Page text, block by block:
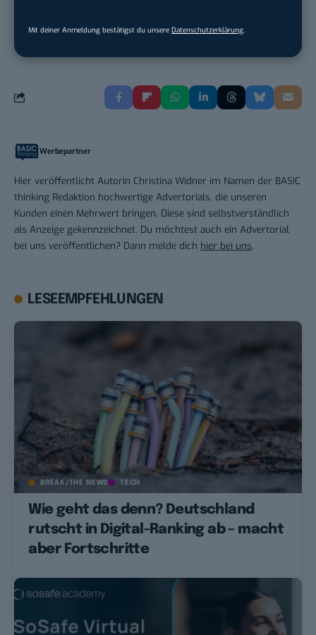
Mit deiner Anmeldung bestätigst du unsere Datenschutzerklärung
Werbepartner
Hier veröffentlicht Autorin Christina Widner im Namen der BASIC
thinking Redaktion hochwertige Advertorials, die unseren
Kunden einen Mehrwert bringen. Diese sind selbstverständlich
als Anzeige gekennzeichnet. Du möchtest auch ein Advertorial
bei uns veröffentlichen? Dann melde dich hier bei uns.
LESEEMPFEHLUNGEN
BREAK/THE NEWS TECH
Wie geht das denn? Deutschland
rutscht in Digital-Ranking ab – macht
aber Fortschritte